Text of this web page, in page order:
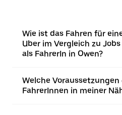
Wie ist das Fahren für
Uber im Vergleich zu
als FahrerIn in Owen?
Welche
FahrerInnen in meiner